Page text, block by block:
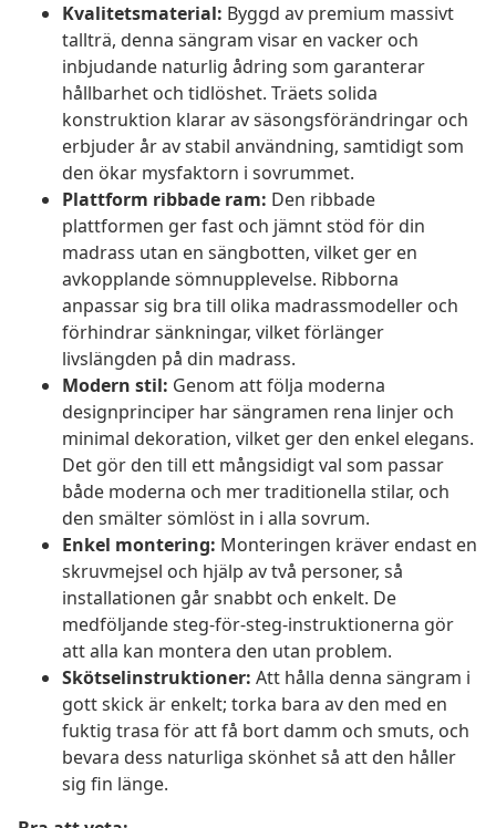
Kvalitetsmaterial: Byggd av premium massivt
tallträ, denna sängram visar en vacker och
inbjudande naturlig ådring som garanterar
hållbarhet och tidlöshet. Träets solida
konstruktion klarar av säsongsförändringar och
erbjuder år av stabil användning, samtidigt som
den ökar mysfaktorn i sovrummet.
Plattform ribbade ram: Den ribbade
plattformen ger fast och jämnt stöd för din
madrass utan en sängbotten, vilket ger en
avkopplande sömnupplevelse. Ribborna
anpassar sig bra till olika madrassmodeller och
förhindrar sänkningar, vilket förlänger
livslängden på din madrass.
Modern stil: Genom att följa moderna
designprinciper har sängramen rena linjer och
minimal dekoration, vilket ger den enkel elegans.
Det gör den till ett mångsidigt val som passar
både moderna och mer traditionella stilar, och
den smälter sömlöst in i alla sovrum.
Enkel montering: Monteringen kräver endast en
skruvmejsel och hjälp av två personer, så
installationen går snabbt och enkelt. De
medföljande steg-för-steg-instruktionerna gör
att alla kan montera den utan problem.
Skötselinstruktioner: Att hålla denna sängram i
gott skick är enkelt; torka bara av den med en
fuktig trasa för att få bort damm och smuts, och
bevara dess naturliga skönhet så att den håller
sig fin länge.